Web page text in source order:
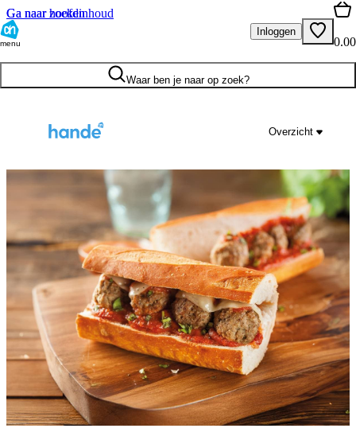
Ga naar hoofdinhoud
Ga naar zoeken
menu
Inloggen
0.00
Waar ben je naar op zoek?
Overzicht